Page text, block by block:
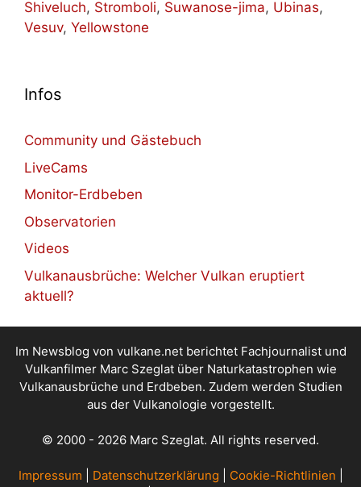
Shiveluch, Stromboli, Suwanose-jima, Ubinas,
Vesuv, Yellowstone
Infos
Community und Gästebuch
LiveCams
Monitor-Erdbeben
Observatorien
Videos
Vulkanausbrüche: Welcher Vulkan eruptiert
aktuell?
Im Newsblog von vulkane.net berichtet Fachjournalist und
Vulkanfilmer Marc Szeglat über Naturkatastrophen wie
Vulkanausbrüche und Erdbeben. Zudem werden Studien
aus der Vulkanologie vorgestellt.
© 2000 - 2026 Marc Szeglat. All rights reserved.
Impressum Datenschutzerklärung Cookie-Richtlinien